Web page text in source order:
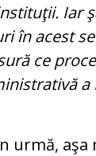
Iar
în acest
ce
a
urmă,